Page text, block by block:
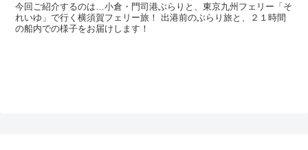
今回ご紹介するのは…小倉・門司港ぶらりと、東京九州フェリー「そ
れいゆ」で行く横須賀フェリー旅！ 出港前のぶらり旅と、２１時間
の船内での様子をお届けします！